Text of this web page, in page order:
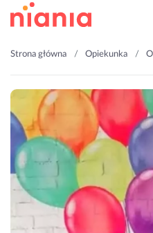
Strona główna Opiekunka